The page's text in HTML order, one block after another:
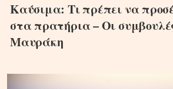
Καύσιμα: Τι πρέπει να
στα πρατήρια – Οι
Μαυράκη